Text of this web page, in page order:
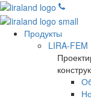
Продукты
LIRA-FEM